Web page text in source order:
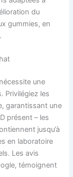
du
gummies, en
une
Privilégiez les
garantissant une
présent – les
jusqu’à
en laboratoire
Les avis
témoignent